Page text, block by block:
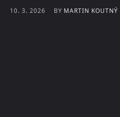
10. 3. 2026 BY MARTIN KOUTNÝ